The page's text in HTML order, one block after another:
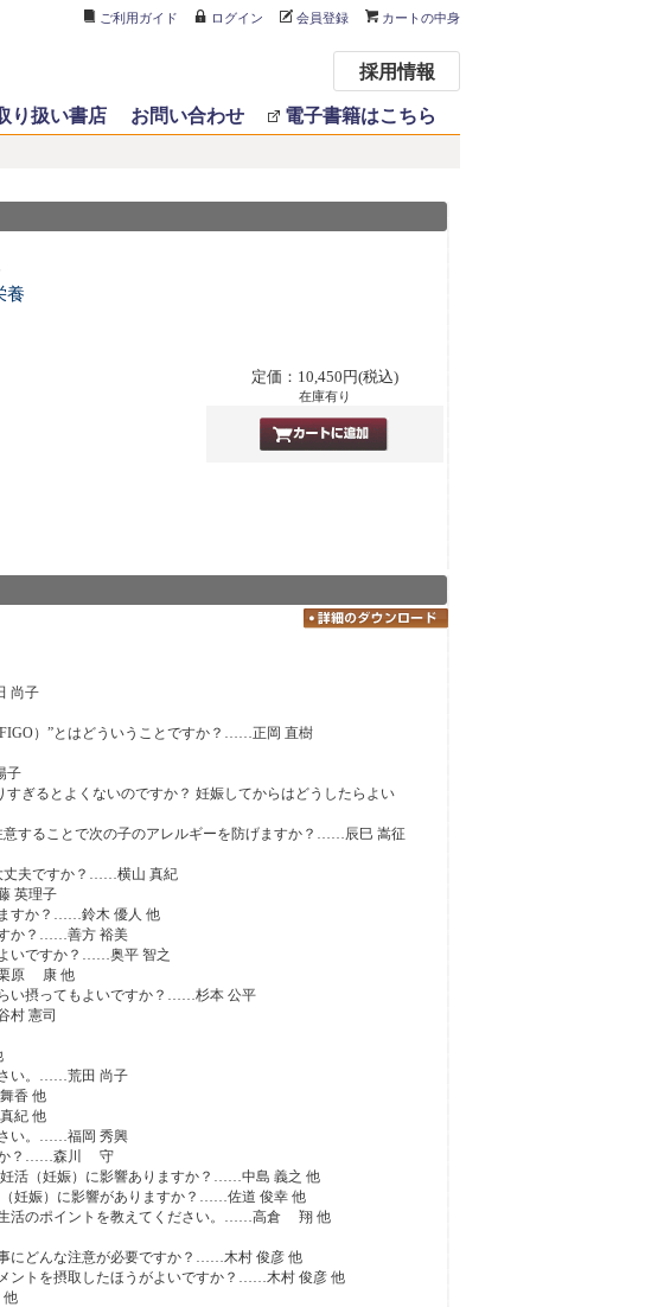
ご利用ガイド ログイン 会員登録 カートの中身
り扱い書店 お問い合わせ 電子書籍はこちら
採用情報
養
定価：10,450円(税込)
在庫有り
尚子
）”とはどういうことですか？……正岡 直樹
子
ぎるとよくないのですか？ 妊娠してからはどうしたらよい
することで次の子のアレルギーを防げますか？……辰巳 嵩征
丈夫ですか？……横山 真紀
英理子
すか？……鈴木 優人 他
すか？……善方 裕美
いですか？……奥平 智之
栗原 康 他
い摂ってもよいですか？……杉本 公平
村 憲司
さい。……荒田 尚子
香 他
紀 他
さい。……福岡 秀興
か？……森川 守
活（妊娠）に影響ありますか？……中島 義之 他
妊娠）に影響がありますか？……佐道 俊幸 他
生活のポイントを教えてください。……高倉 翔 他
にどんな注意が必要ですか？……木村 俊彦 他
ントを摂取したほうがよいですか？……木村 俊彦 他
他